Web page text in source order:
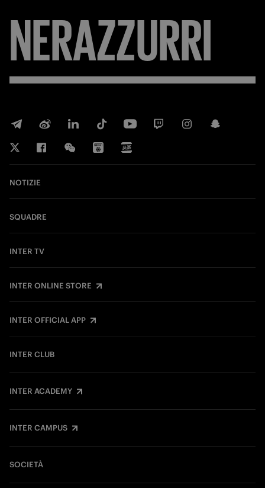
NERAZZURRI
NOTIZIE
SQUADRE
INTER TV
INTER ONLINE STORE
INTER OFFICIAL APP
INTER CLUB
INTER ACADEMY
INTER CAMPUS
SOCIETÀ